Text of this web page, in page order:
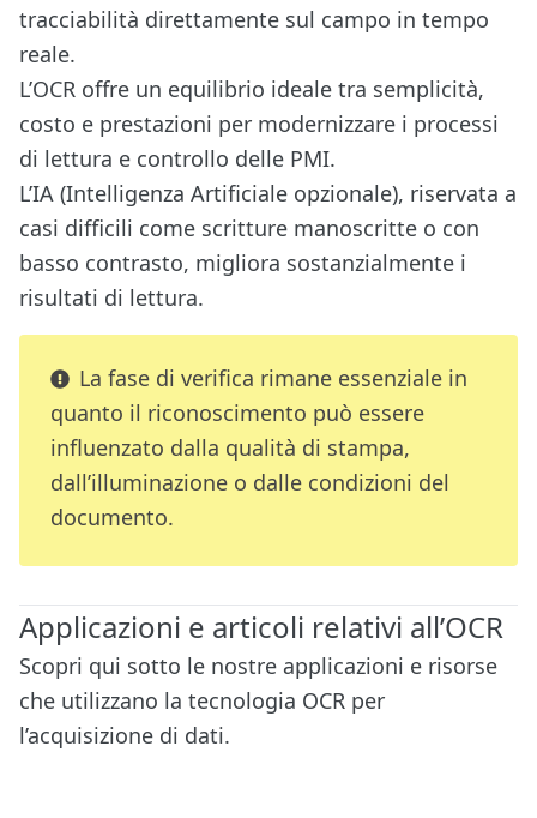
tracciabilità direttamente sul campo in tempo
reale.
L’OCR offre un equilibrio ideale tra semplicità,
costo e prestazioni per modernizzare i processi
di lettura e controllo delle PMI.
L’IA (Intelligenza Artificiale opzionale), riservata a
casi difficili come scritture manoscritte o con
basso contrasto, migliora sostanzialmente i
risultati di lettura.
La fase di verifica rimane essenziale in
quanto il riconoscimento può essere
influenzato dalla qualità di stampa,
dall’illuminazione o dalle condizioni del
documento.
Applicazioni e articoli relativi all’OCR
Scopri qui sotto le nostre applicazioni e risorse
che utilizzano la tecnologia OCR per
l’acquisizione di dati.